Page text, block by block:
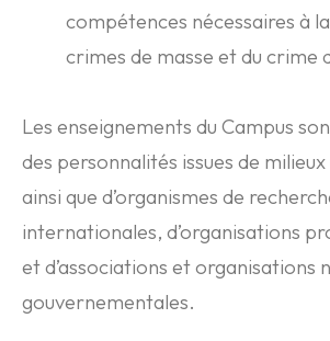
compétences nécessaires à
crimes de masse et du crime
Les enseignements du Campus
des personnalités issues de
ainsi que d’organismes de
internationales, d’organisations
et d’associations et organisations
gouvernementales.